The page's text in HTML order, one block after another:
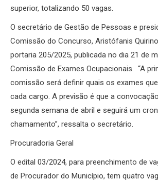
superior, totalizando 50 vagas.
O secretário de Gestão de Pessoas e
Comissão do Concurso, Aristófanis
portaria 205/2025, publicada no dia 21 de
Comissão de Exames Ocupacionais. “A
comissão será definir quais os exames
cada cargo. A previsão é que a
segunda semana de abril e seguirá um
chamamento”, ressalta o secretário.
Procuradoria Geral
O edital 03/2024, para preenchimento de
de Procurador do Município, tem quatro